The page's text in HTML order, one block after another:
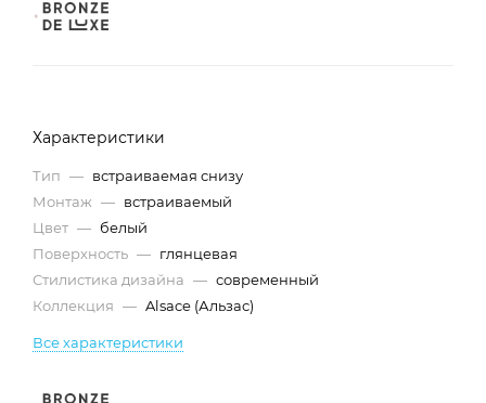
Характеристики
Тип — встраиваемая снизу
Монтаж — встраиваемый
Цвет — белый
Поверхность — глянцевая
Стилистика дизайна — современный
Коллекция — Alsace (Альзас)
Все характеристики